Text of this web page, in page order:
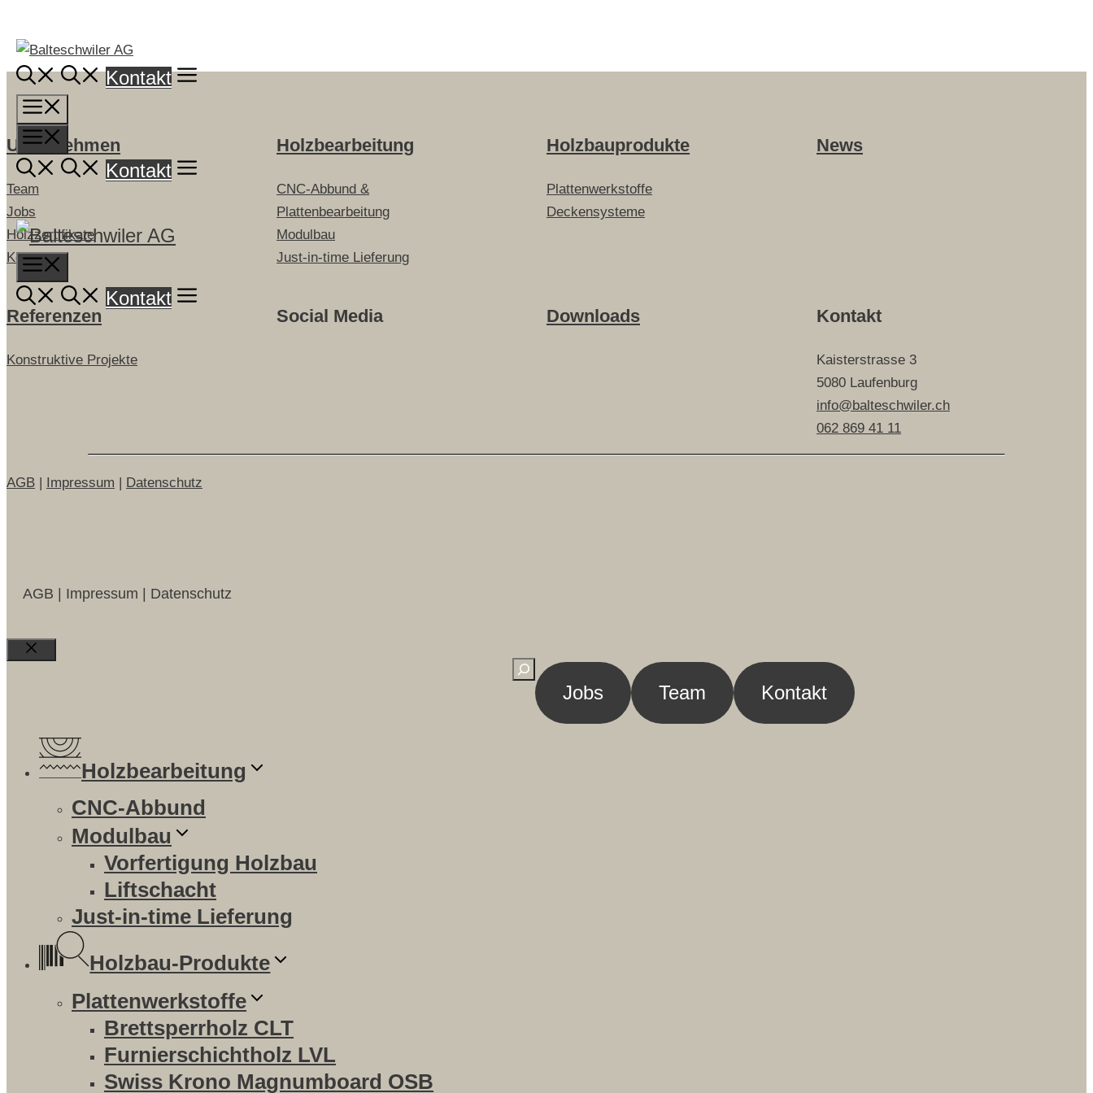
zum
Inhalt
Kontakt
Menü
Kontakt
Kontakt
Unternehmen
Team
Jobs
Holzzertifikate
Kontakt
Holzbearbeitung
CNC-Abbund &
Plattenbearbeitung
Modulbau
Just-in-time Lieferung
Holzbauprodukte
Plattenwerkstoffe
Deckensysteme
News
Referenzen
Konstruktive Projekte
Social Media Downloads Kontakt
Kaisterstrasse 3
5080 Laufenburg
info@balteschwiler.ch
062 869 41 11
AGB | Impressum | Datenschutz
AGB | Impressum | Datenschutz
Close Suchen
Jobs Team Kontakt
Holzbearbeitung
CNC-Abbund
Modulbau
Vorfertigung Holzbau
Liftschacht
Just-in-time Lieferung
Holzbau-Produkte
Plattenwerkstoffe
Brettsperrholz CLT
Furnierschichtholz LVL
Swiss Krono Magnumboard OSB